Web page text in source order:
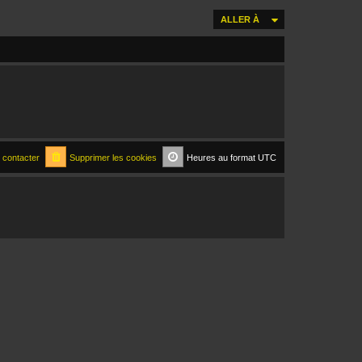
ALLER À
Heures au format UTC
Supprimer les cookies
contacter